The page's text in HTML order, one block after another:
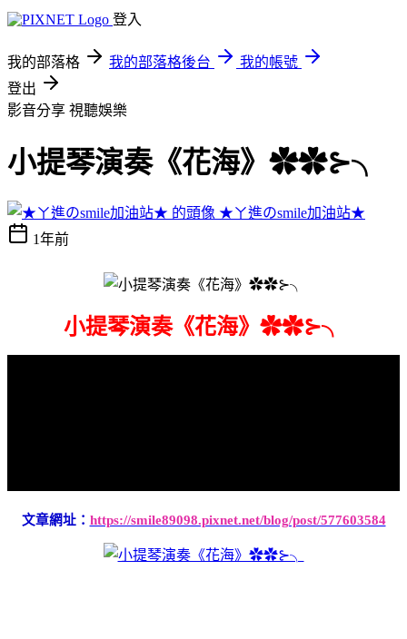
登入
我的部落格 我的部落格後台
我的帳號
登出
影音分享 視聽娛樂
小提琴演奏《花海》✿✿⊱╮
★ㄚ進のsmile加油站★
1年前
小提琴演奏《花海》✿✿⊱╮
文章網址： https://smile89098.pixnet.net/blog/post/577603584